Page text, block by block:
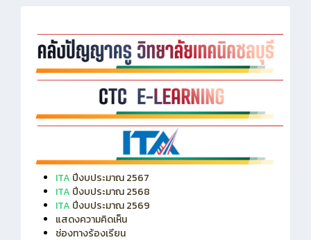
ITA ปีงบประมาณ 2567
ITA ปีงบประมาณ 2568
ITA ปีงบประมาณ 2569
แสดงความคิดเห็น
ช่องทางร้องเรียน